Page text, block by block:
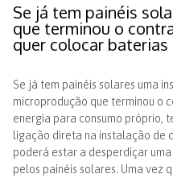
Se já tem painéis
que terminou o
quer colocar
Se já tem painéis solares uma
microprodução que terminou o
energia para consumo próprio,
ligação direta na instalação de
poderá estar a desperdiçar
pelos painéis solares. Uma vez